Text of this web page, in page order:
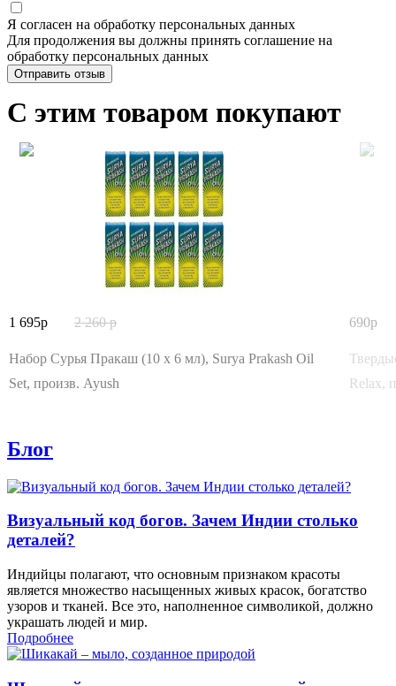
Я согласен на обработку персональных данных
Для продолжения вы должны принять соглашение на
обработку персональных данных
Отправить отзыв
С этим товаром покупают
1 695 2 260
Набор Сурья Пракаш (10 x 6 мл), Surya Prakash Oil
Set, произв. Ayush
690
Relax,
Блог
Визуальный код богов. Зачем Индии столько
деталей?
Индийцы полагают, что основным признаком красоты
является множество насыщенных живых красок, богатство
узоров и тканей. Все это, наполненное символикой, должно
украшать людей и мир.
Подробнее